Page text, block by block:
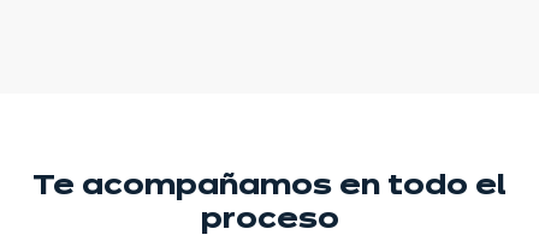
Te acompañamos en todo el
proceso